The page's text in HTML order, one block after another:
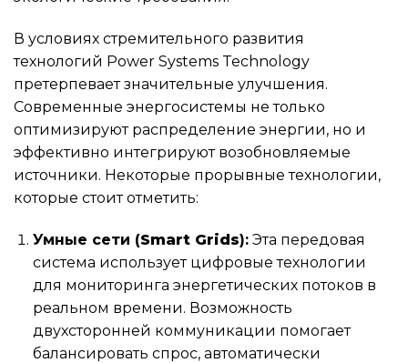
В условиях стремительного развития
технологий Power Systems Technology
претерпевает значительные улучшения.
Современные энергосистемы не только
оптимизируют распределение энергии, но и
эффективно интегрируют возобновляемые
источники. Некоторые прорывные технологии,
которые стоит отметить:
Умные сети (Smart Grids):Эта передовая
система использует цифровые технологии
для мониторинга энергетических потоков в
реальном времени. Возможность
двухсторонней коммуникации помогает
балансировать спрос, автоматически